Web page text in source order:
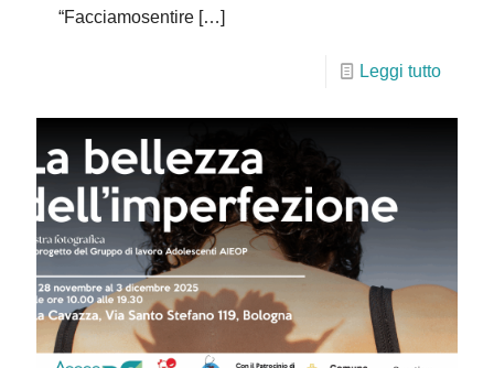
“Facciamosentire […]
Leggi tutto